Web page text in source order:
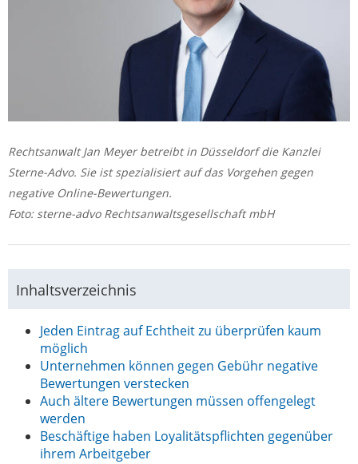
Rechtsanwalt Jan Meyer betreibt in Düsseldorf die Kanzlei
Sterne-Advo. Sie ist spezialisiert auf das Vorgehen gegen
negative Online-Bewertungen.
Foto: sterne-advo Rechtsanwaltsgesellschaft mbH
Inhaltsverzeichnis
Jeden Eintrag auf Echtheit zu überprüfen kaum
möglich
Unternehmen können gegen Gebühr negative
Bewertungen verstecken
Auch ältere Bewertungen müssen offengelegt
werden
Beschäftige haben Loyalitätspflichten gegenüber
ihrem Arbeitgeber